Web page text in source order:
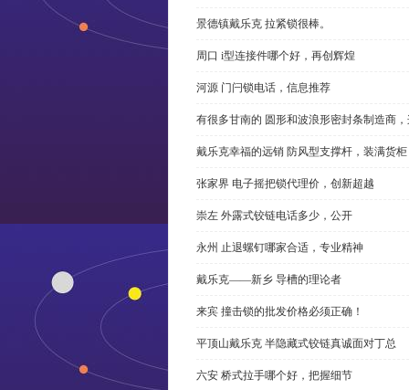
景德镇戴乐克 拉紧锁很棒。
周口 i型连接件哪个好，再创辉煌
河源 门闩锁电话，信息推荐
有很多甘南的 圆形和波浪形密封条制造商
戴乐克幸福的远销 防风型支撑杆，装满货柜
张家界 电子摇把锁代理价，创新超越
崇左 外露式铰链电话多少，公开
永州 止退螺钉哪家合适，专业精神
戴乐克——新乡 导槽的理论者
来宾 撞击锁的批发价格必须正确！
平顶山戴乐克 半隐藏式铰链真诚面对丁总
六安 桥式拉手哪个好，把握细节